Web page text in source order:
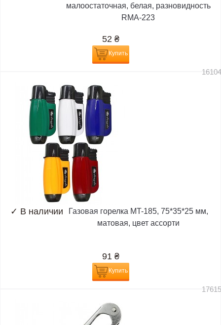
малоостаточная, белая, разновидность
RMA-223
52 ₴
Купить
✓ В наличии
Газовая горелка MT-185, 75*35*25 мм,
матовая, цвет ассорти
91 ₴
Купить